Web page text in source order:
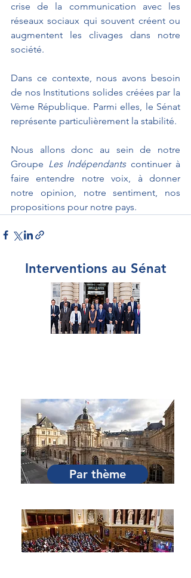
crise de la communication avec les
réseaux sociaux qui souvent créent ou
augmentent les clivages dans notre
société.
Dans ce contexte, nous avons besoin
de nos Institutions solides créées par la
Vème République. Parmi elles, le Sénat
représente particulièrement la stabilité.
Nous allons donc au sein de notre
Groupe Les Indépendants continuer à
faire entendre notre voix, à donner
notre opinion, notre sentiment, nos
propositions pour notre pays.
Interventions au Sénat
Par Sénateur
Par thème